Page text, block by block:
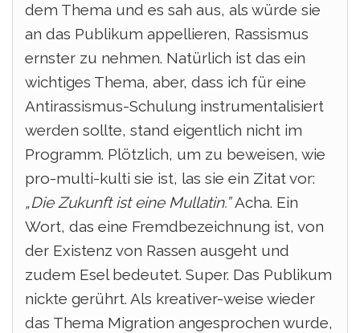
dem Thema und es sah aus, als würde sie
an das Publikum appellieren, Rassismus
ernster zu nehmen. Natürlich ist das ein
wichtiges Thema, aber, dass ich für eine
Antirassismus-Schulung instrumentalisiert
werden sollte, stand eigentlich nicht im
Programm. Plötzlich, um zu beweisen, wie
pro-multi-kulti sie ist, las sie ein Zitat vor:
„Die Zukunft ist eine Mullatin.”Acha. Ein
Wort, das eine Fremdbezeichnung ist, von
der Existenz von Rassen ausgeht und
zudem Esel bedeutet. Super. Das Publikum
nickte gerührt. Als kreativer-weise wieder
das Thema Migration angesprochen wurde,